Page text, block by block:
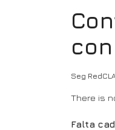
Seg
There is
Falta